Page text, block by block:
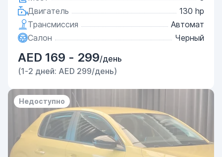
Двигатель
130 hp
Трансмиссия
Автомат
Салон
Черный
AED 169 - 299/день
(1-2 дней: AED 299/день)
Недоступно